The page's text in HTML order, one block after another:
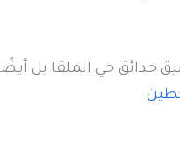
حي الملقا بل أيضًا